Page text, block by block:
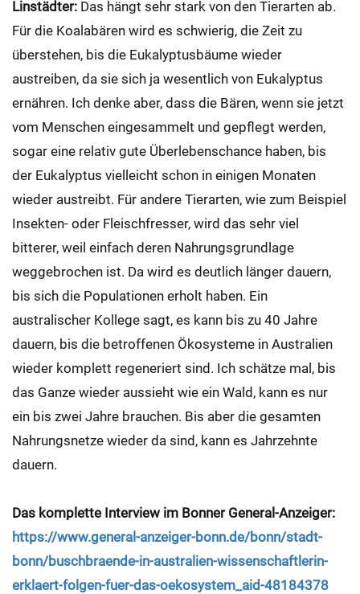
Linstädter: Das hängt sehr stark von den Tierarten ab.
Für die Koalabären wird es schwierig, die Zeit zu
überstehen, bis die Eukalyptusbäume wieder
austreiben, da sie sich ja wesentlich von Eukalyptus
ernähren. Ich denke aber, dass die Bären, wenn sie jetzt
vom Menschen eingesammelt und gepflegt werden,
sogar eine relativ gute Überlebenschance haben, bis
der Eukalyptus vielleicht schon in einigen Monaten
wieder austreibt. Für andere Tierarten, wie zum Beispiel
Insekten- oder Fleischfresser, wird das sehr viel
bitterer, weil einfach deren Nahrungsgrundlage
weggebrochen ist. Da wird es deutlich länger dauern,
bis sich die Populationen erholt haben. Ein
australischer Kollege sagt, es kann bis zu 40 Jahre
dauern, bis die betroffenen Ökosysteme in Australien
wieder komplett regeneriert sind. Ich schätze mal, bis
das Ganze wieder aussieht wie ein Wald, kann es nur
ein bis zwei Jahre brauchen. Bis aber die gesamten
Nahrungsnetze wieder da sind, kann es Jahrzehnte
dauern.
Das komplette Interview im Bonner General-Anzeiger:
https://www.general-anzeiger-bonn.de/bonn/stadt-
bonn/buschbraende-in-australien-wissenschaftlerin-
erklaert-folgen-fuer-das-oekosystem_aid-48184378